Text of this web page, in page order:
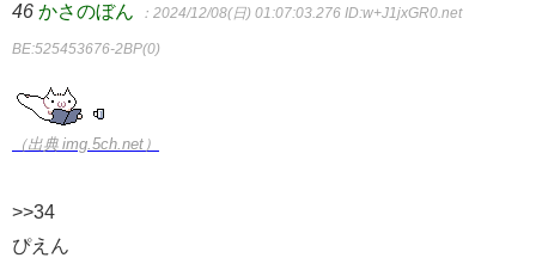
46 かさのぼん ：2024/12/08(日) 01:07:03.276 ID:w+J1jxGR0.net
BE:525453676-2BP(0)
（出典 img.5ch.net）
>>34
ぴえん